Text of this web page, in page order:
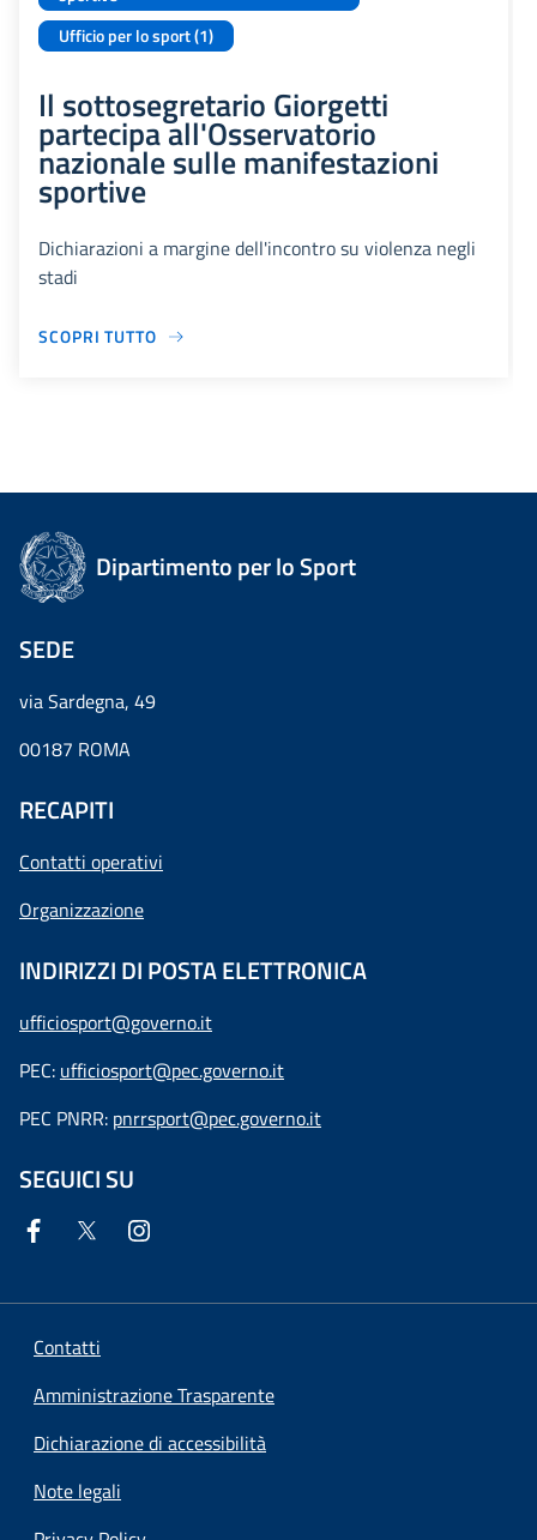
Ufficio per lo sport (1)
Il sottosegretario Giorgetti
partecipa all'Osservatorio
nazionale sulle manifestazioni
sportive
Dichiarazioni a margine dell'incontro su violenza negli
stadi
SCOPRI TUTTO
Dipartimento per lo Sport
SEDE
via Sardegna, 49
00187 ROMA
RECAPITI
Contatti operativi
Organizzazione
INDIRIZZI DI POSTA ELETTRONICA
ufficiosport@governo.it
PEC: ufficiosport@pec.governo.it
PEC PNRR: pnrrsport@pec.governo.it
SEGUICI SU
Contatti
Amministrazione Trasparente
Dichiarazione di accessibilità
Note legali